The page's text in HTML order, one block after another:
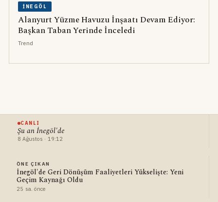
İNEGÖL
Alanyurt Yüzme Havuzu İnşaatı Devam Ediyor:
Başkan Taban Yerinde İnceledi
Trend
CANLI
Şu an İnegöl'de
8 Ağustos · 19:12
ÖNE ÇIKAN
İnegöl'de Geri Dönüşüm Faaliyetleri Yükselişte: Yeni
Geçim Kaynağı Oldu
25 sa. önce